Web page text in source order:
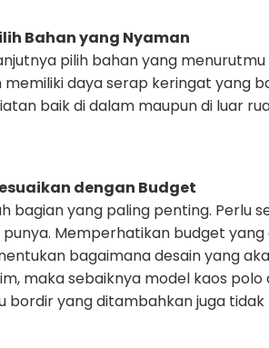
Bahan yang Nyaman
pilih bahan yang
memiliki daya serap keringat yang
baik di dalam maupun di luar
dengan Budget
bagian yang paling penting. Perlu
punya. Memperhatikan budget
bagaimana desain yang
maka sebaiknya model kaos
bordir yang ditambahkan juga